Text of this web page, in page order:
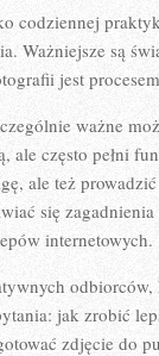
codziennej
Ważniejsze są
jest
ważne
ale często pełni
ale też
się
internetowych.
jak zrobić
zdjęcie do